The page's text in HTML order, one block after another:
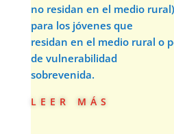
no residan en el medio
para los jóvenes que
residan en el medio rural o
de vulnerabilidad
sobrevenida.
leer más